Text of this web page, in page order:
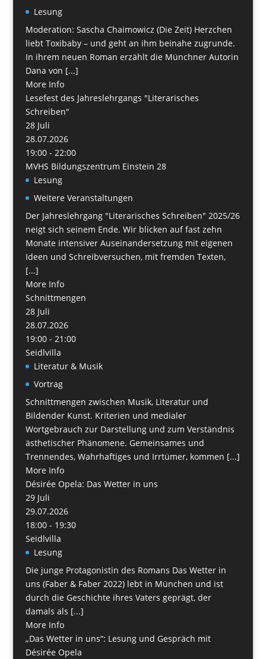
Lesung
Moderation: Sascha Chaimowicz (Die Zeit) Herzchen
liebt Toxibaby – und geht an ihm beinahe zugrunde.
In ihrem neuen Roman erzählt die Münchner Autorin
Dana von [...]
More Info
Lesefest des Jahreslehrgangs "Literarisches
Schreiben"
28 Juli
28.07.2026
19:00 - 22:00
MVHS Bildungszentrum Einstein 28
Lesung
Weitere Veranstaltungen
Der Jahreslehrgang "Literarisches Schreiben" 2025/26
neigt sich seinem Ende. Wir blicken auf fast zehn
Monate intensiver Auseinandersetzung mit eigenen
Ideen und Schreibversuchen, mit fremden Texten,
[...]
More Info
Schnittmengen
28 Juli
28.07.2026
19:00 - 21:00
Seidlvilla
Literatur & Musik
Vortrag
Schnittmengen zwischen Musik, Literatur und
Bildender Kunst. Kriterien und medialer
Wortgebrauch zur Darstellung und zum Verständnis
ästhetischer Phänomene. Gemeinsames und
Trennendes, Wahrhaftiges und Irrtümer, kommen [...]
More Info
Désirée Opela: Das Wetter in uns
29 Juli
29.07.2026
18:00 - 19:30
Seidlvilla
Lesung
Die junge Protagonistin des Romans Das Wetter in
uns (Faber & Faber 2022) lebt in München und ist
durch die Geschichte ihres Vaters geprägt, der
damals als [...]
More Info
„Das Wetter in uns“: Lesung und Gespräch mit
Désirée Opela